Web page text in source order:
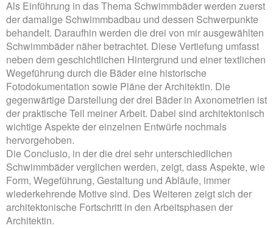
Als Einführung in das Thema Schwimmbäder werden zuerst
der damalige Schwimmbadbau und dessen Schwerpunkte
behandelt. Daraufhin werden die drei von mir ausgewählten
Schwimmbäder näher betrachtet. Diese Vertiefung umfasst
neben dem geschichtlichen Hintergrund und einer textlichen
Wegeführung durch die Bäder eine historische
Fotodokumentation sowie Pläne der Architektin. Die
gegenwärtige Darstellung der drei Bäder in Axonometrien ist
der praktische Teil meiner Arbeit. Dabei sind architektonisch
wichtige Aspekte der einzelnen Entwürfe nochmals
hervorgehoben.
Die Conclusio, in der die drei sehr unterschiedlichen
Schwimmbäder verglichen werden, zeigt, dass Aspekte, wie
Form, Wegeführung, Gestaltung und Abläufe, immer
wiederkehrende Motive sind. Des Weiteren zeigt sich der
architektonische Fortschritt in den Arbeitsphasen der
Architektin.